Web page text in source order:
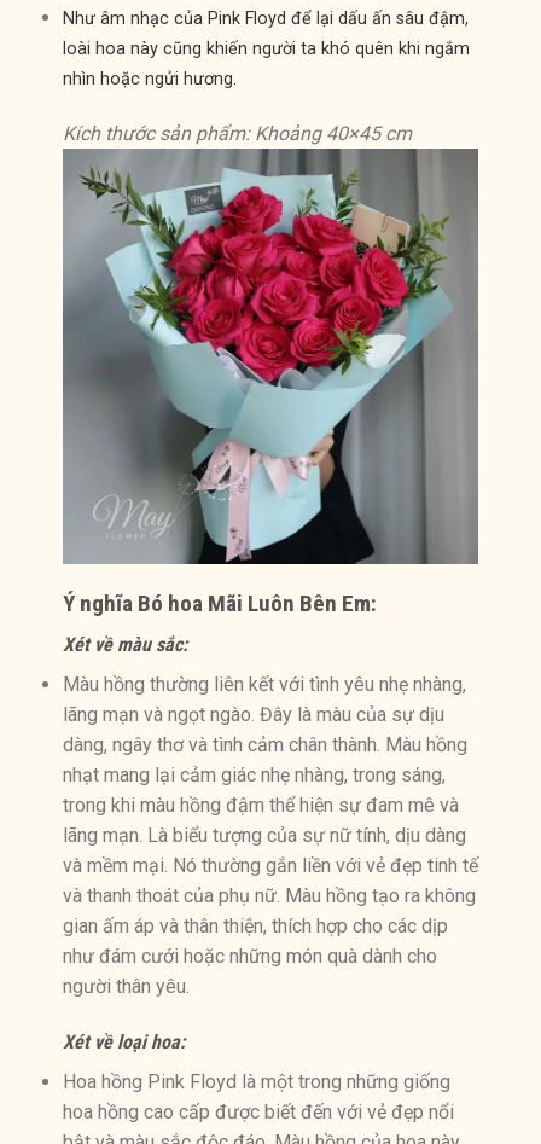
Như âm nhạc của Pink Floyd để lại dấu ấn sâu đậm,
loài hoa này cũng khiến người ta khó quên khi ngắm
nhìn hoặc ngửi hương.
Kích thước sản phẩm: Khoảng 40×45 cm
Ý nghĩa Bó hoa Mãi Luôn Bên Em:
Xét về màu sắc:
Màu hồng thường liên kết với tình yêu nhẹ nhàng,
lãng mạn và ngọt ngào. Đây là màu của sự dịu
dàng, ngây thơ và tình cảm chân thành. Màu hồng
nhạt mang lại cảm giác nhẹ nhàng, trong sáng,
trong khi màu hồng đậm thể hiện sự đam mê và
lãng mạn. Là biểu tượng của sự nữ tính, dịu dàng
và mềm mại. Nó thường gắn liền với vẻ đẹp tinh tế
và thanh thoát của phụ nữ. Màu hồng tạo ra không
gian ấm áp và thân thiện, thích hợp cho các dịp
như đám cưới hoặc những món quà dành cho
người thân yêu.
Xét về loại hoa:
Hoa hồng Pink Floyd là một trong những giống
hoa hồng cao cấp được biết đến với vẻ đẹp nổi